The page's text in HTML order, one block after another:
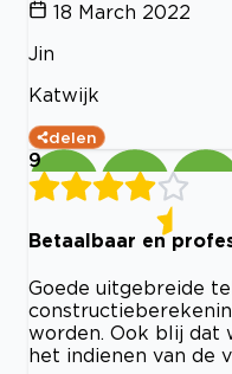
18 March 2022
Jin
Katwijk
delen
9
Betaalbaar en
Goede uitgebreide
worden. Ook blij dat
het indienen van de